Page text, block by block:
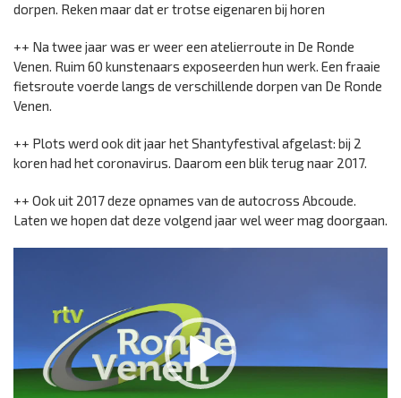
dorpen. Reken maar dat er trotse eigenaren bij horen
++ Na twee jaar was er weer een atelierroute in De Ronde
Venen. Ruim 60 kunstenaars exposeerden hun werk. Een fraaie
fietsroute voerde langs de verschillende dorpen van De Ronde
Venen.
++ Plots werd ook dit jaar het Shantyfestival afgelast: bij 2
koren had het coronavirus. Daarom een blik terug naar 2017.
++ Ook uit 2017 deze opnames van de autocross Abcoude.
Laten we hopen dat deze volgend jaar wel weer mag doorgaan.